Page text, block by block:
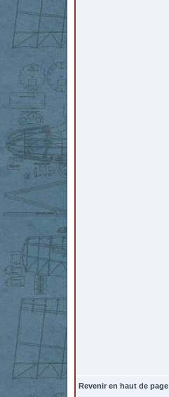
Revenir en haut de page